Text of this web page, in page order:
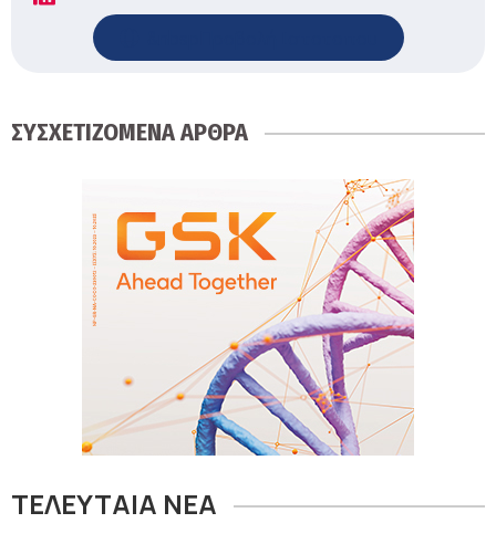
ΣΥΣΧΕΤΙΖΟΜΕΝΑ ΑΡΘΡΑ
ΤΕΛΕΥΤΑΙΑ ΝΕΑ